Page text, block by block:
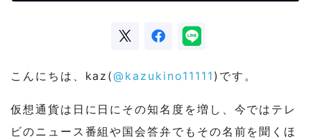
こんにちは、kaz(@kazukino11111 )です。
仮想通貨は日に日にその知名度を増し、今ではテレ
ビのニュース番組や国会答弁でもその名前を聞くほ